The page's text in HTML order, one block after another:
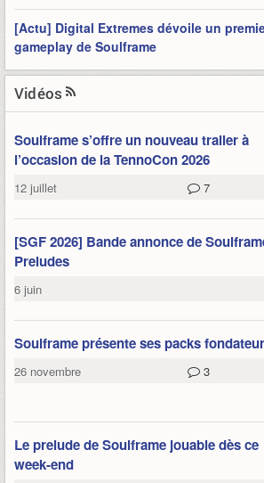
[Actu] Digital Extremes dévoile un
gameplay de Soulframe
Vidéos
Soulframe s’offre un nouveau trailer à
l’occasion de la TennoCon 2026
12 juillet 7
[SGF 2026] Bande annonce de
Preludes
6 juin
Soulframe présente ses packs
26 novembre 3
Le prelude de Soulframe jouable dès ce
week-end